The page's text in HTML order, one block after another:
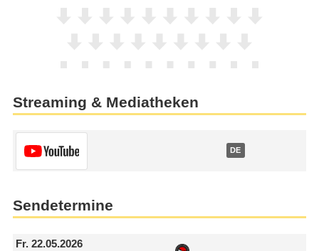
Streaming & Mediatheken
DE
Sendetermine
Fr.22.05.2026